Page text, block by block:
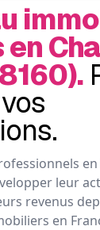
en
leur
revenus
en